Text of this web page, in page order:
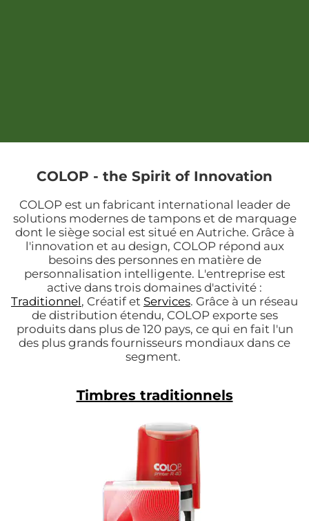
COLOP - the Spirit of Innovation
COLOP est un fabricant international leader de
solutions modernes de tampons et de marquage
dont le siège social est situé en Autriche. Grâce à
l'innovation et au design, COLOP répond aux
besoins des personnes en matière de
personnalisation intelligente. L'entreprise est
active dans trois domaines d'activité :
Traditionnel, Créatif et Services. Grâce à un réseau
de distribution étendu, COLOP exporte ses
produits dans plus de 120 pays, ce qui en fait l'un
des plus grands fournisseurs mondiaux dans ce
segment.
Timbres traditionnels